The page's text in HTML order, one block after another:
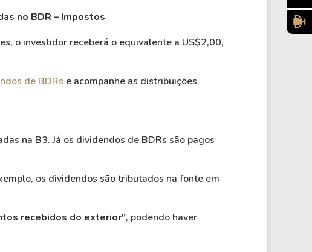
no BDR – Impostos
o investidor receberá o equivalente a US$2,00,
de BDRs e acompanhe as distribuições.
na B3. Já os dividendos de BDRs são pagos
os dividendos são tributados na fonte em
recebidos do exterior", podendo haver